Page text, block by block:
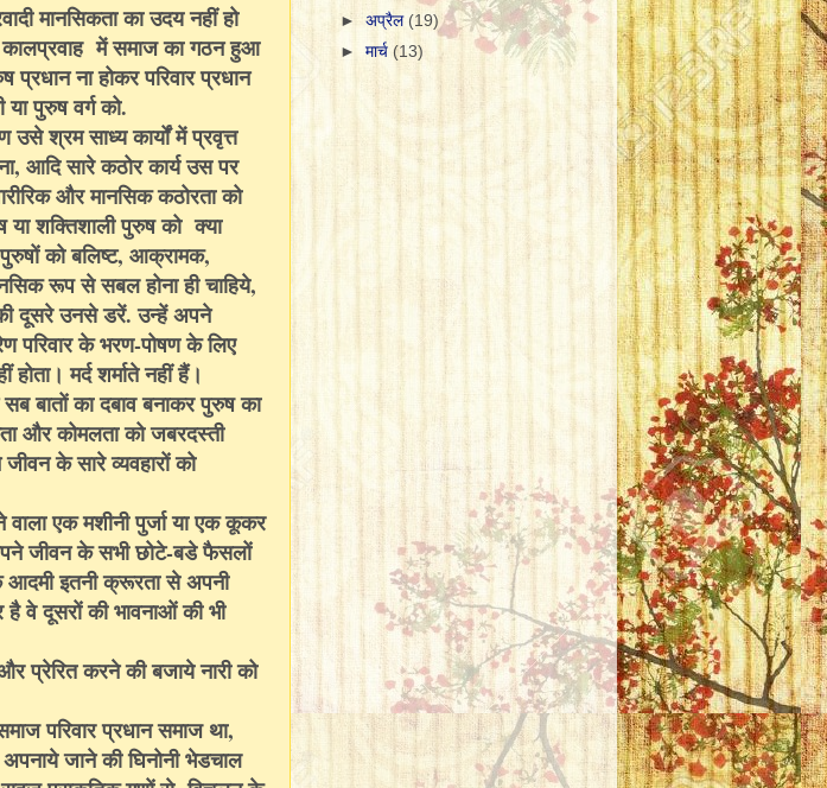
मानसिकता का उदय नहीं हो
कालप्रवाह में समाज का गठन हुआ
ना होकर परिवार प्रधान
या पुरुष वर्ग को.
श्रम साध्य कार्यों में प्रवृत्त
आदि सारे कठोर कार्य उस पर
और मानसिक कठोरता को
शक्तिशाली पुरुष को क्या
पुरुषों को बलिष्ट, आक्रामक,
रूप से सबल होना ही चाहिये,
की दूसरे उनसे डरें. उन्हें अपने
परिवार के भरण-पोषण के लिए
मर्द शर्माते नहीं हैं।
बातों का दबाव बनाकर पुरुष का
और कोमलता को जबरदस्ती
के सारे व्यवहारों को
एक मशीनी पुर्जा या एक कूकर
जीवन के सभी छोटे-बडे फैसलों
आदमी इतनी क्रूरता से अपनी
वे दूसरों की भावनाओं की भी
प्रेरित करने की बजाये नारी को
परिवार प्रधान समाज था,
जाने की घिनोनी भेडचाल
►अप्रैल (19)
►मार्च(13)